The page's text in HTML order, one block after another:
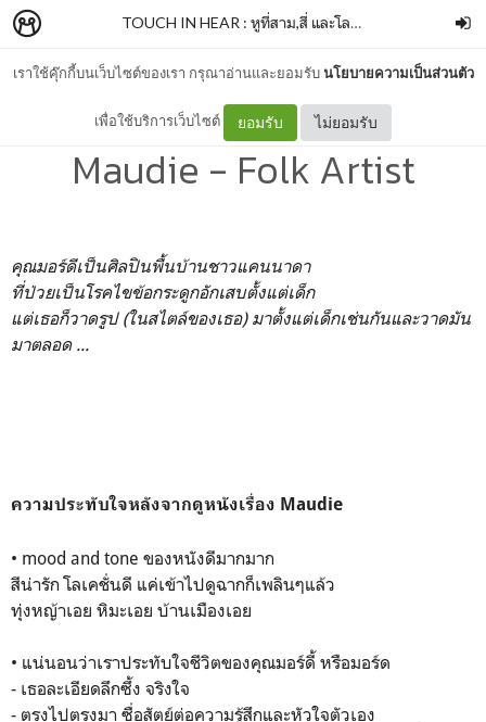
เราใช้คุ๊กกี้บนเว็บไซต์ของเรา กรุณาอ่านและยอมรับนโยบายความเป็นส่วนตัว
เพื่อใช้บริการเว็บไซต์ ยอมรับ ไม่ยอมรับ
TOUCH IN HEAR : หูที่สาม,สี่ และโลกที่สอง
Take Impressions about :
Maudie - Folk Artist
คุณมอร์ดีเป็นศิลปินพื้นบ้านชาวแคนนาดา
ที่ป่วยเป็นโรคไขข้อกระดูกอักเสบตั้งแต่เด็ก
แต่เธอก็วาดรูป (ในสไตล์ของเธอ) มาตั้งแต่เด็กเช่นกันและวาดมัน
มาตลอด ...
ความประทับใจหลังจากดูหนังเรื่อง Maudie
• mood and tone ของหนังดีมากมาก
สีน่ารัก โลเคชั่นดี แค่เข้าไปดูฉากก็เพลินๆแล้ว
ทุ่งหญ้าเอย หิมะเอย บ้านเมืองเอย
• แน่นอนว่าเราประทับใจชีวิตของคุณมอร์ดี้ หรือมอร์ด
- เธอละเอียดลึกซึ้ง จริงใจ
- ตรงไปตรงมา ซื่อสัตย์ต่อความรู้สึกและหัวใจตัวเอง